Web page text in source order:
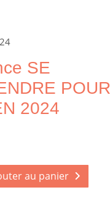
SE
2024
au panier